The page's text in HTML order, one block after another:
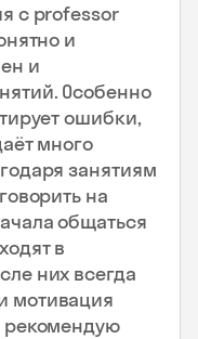
с professor
и
и
Особенно
ошибки,
много
занятиям
на
общаться
в
них всегда
мотивация
рекомендую